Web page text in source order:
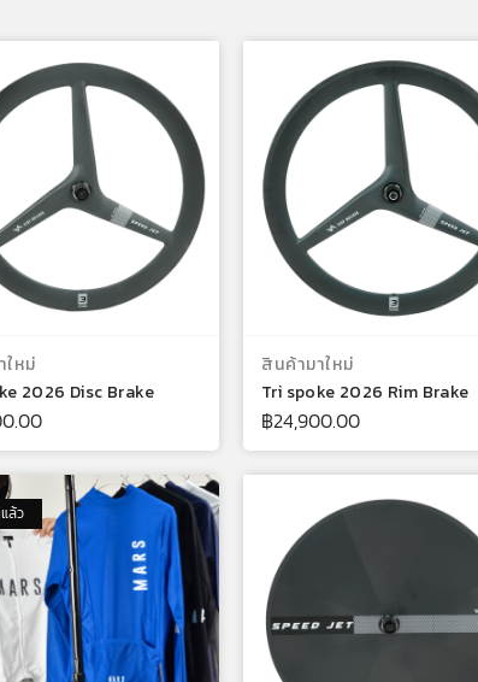
หยิบใส่ตะกร้า
ใหม่
2026 Disc Brake
หยิบใส่ตะกร้า
สินค้ามาใหม่
Tri spoke 2026 Rim Brake
฿24,900.00
ล้ว